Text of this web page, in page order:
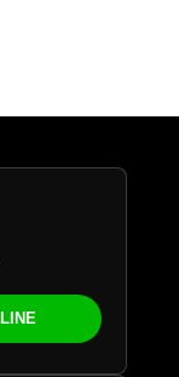
LINE